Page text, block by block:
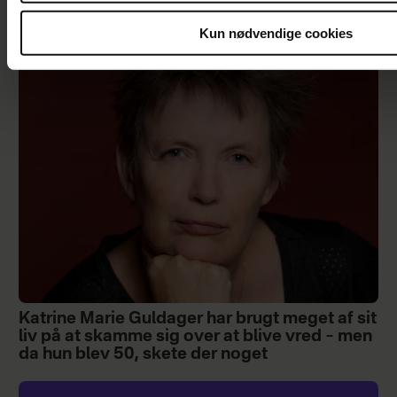
Kun nødvendige cookies
Da Knuds kone blev syg, fik hans døtre en
god idé – og den gav ham mod på livet igen
Katrine Marie Guldager har brugt meget af sit
liv på at skamme sig over at blive vred – men
da hun blev 50, skete der noget